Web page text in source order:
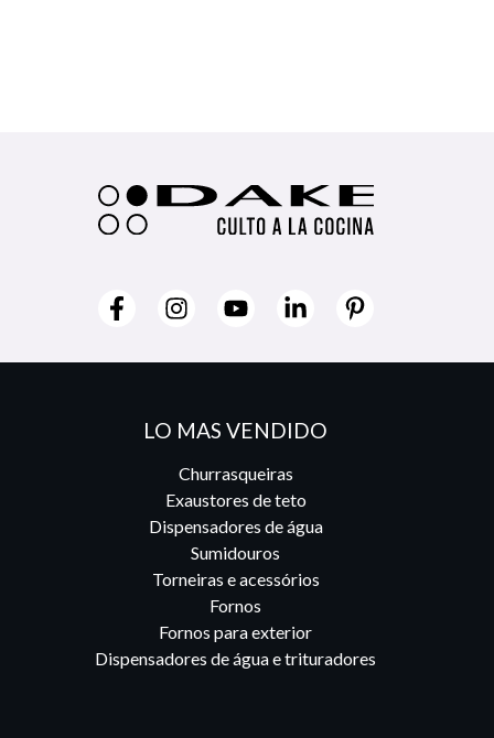
LO MAS VENDIDO
Churrasqueiras
Exaustores de teto
Dispensadores de água
Sumidouros
Torneiras e acessórios
Fornos
Fornos para exterior
Dispensadores de água e trituradores